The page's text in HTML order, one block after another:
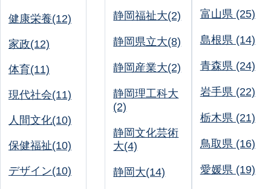
健康栄養(12)
家政(12)
体育(11)
現代社会(11)
人間文化(10)
保健福祉(10)
デザイン(10)
静岡福祉大(2)
静岡県立大(8)
静岡産業大(2)
静岡理工科大
(2)
静岡文化芸術
大(4)
静岡大(14)
富山県 (25)
島根県 (14)
青森県 (24)
岩手県 (22)
栃木県 (21)
鳥取県 (16)
愛媛県 (19)